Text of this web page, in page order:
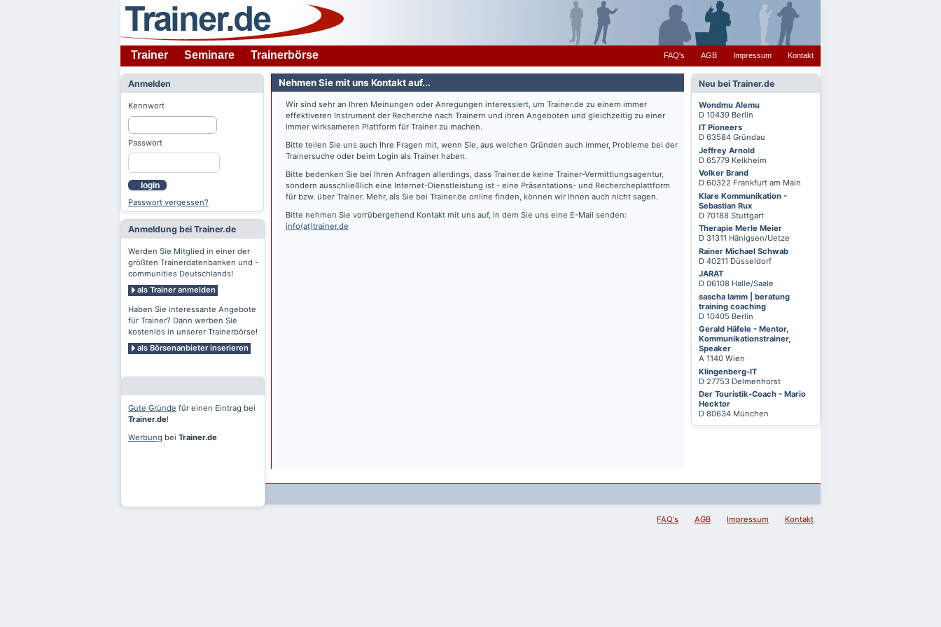
Trainer Seminare Trainerbörse FAQ's AGB Impressum Kontakt
Anmelden
Kennwort
Passwort
login
Passwort vergessen?
Anmeldung bei Trainer.de
Werden Sie Mitglied in einer der
größten Trainerdatenbanken und -
communities Deutschlands!
als Trainer anmelden
Haben Sie interessante Angebote
für Trainer? Dann werben Sie
kostenlos in unserer Trainerbörse!
als Börsenanbieter inserieren
Gute Gründe für einen Eintrag bei
Trainer.de!
Werbung bei Trainer.de
Neu bei Trainer.de
Wondmu Alemu
D 10439 Berlin
IT Pioneers
D 63584 Gründau
Jeffrey Arnold
D 65779 Kelkheim
Volker Brand
D 60322 Frankfurt am Main
Klare Kommunikation -
Sebastian Rux
D 70188 Stuttgart
Therapie Merle Meier
D 31311 Hänigsen/Uetze
Rainer Michael Schwab
D 40211 Düsseldorf
JARAT
D 06108 Halle/Saale
sascha lamm | beratung
training coaching
D 10405 Berlin
Gerald Häfele - Mentor,
Kommunikationstrainer,
Speaker
A 1140 Wien
Klingenberg-IT
D 27753 Delmenhorst
Der Touristik-Coach - Mario
Hecktor
D 80634 München
Nehmen Sie mit uns Kontakt auf...
Wir sind sehr an Ihren Meinungen oder Anregungen interessiert, um Trainer.de zu einem immer
effektiveren Instrument der Recherche nach Trainern und ihren Angeboten und gleichzeitig zu einer
immer wirksameren Plattform für Trainer zu machen.
Bitte teilen Sie uns auch Ihre Fragen mit, wenn Sie, aus welchen Gründen auch immer, Probleme bei der
Trainersuche oder beim Login als Trainer haben.
Bitte bedenken Sie bei Ihren Anfragen allerdings, dass Trainer.de keine Trainer-Vermittlungsagentur,
sondern ausschließlich eine Internet-Dienstleistung ist - eine Präsentations- und Rechercheplattform
für bzw. über Trainer. Mehr, als Sie bei Trainer.de online finden, können wir Ihnen auch nicht sagen.
Bitte nehmen Sie vorrübergehend Kontakt mit uns auf, in dem Sie uns eine E-Mail senden:
info(at)trainer.de
FAQ's AGB Impressum Kontakt